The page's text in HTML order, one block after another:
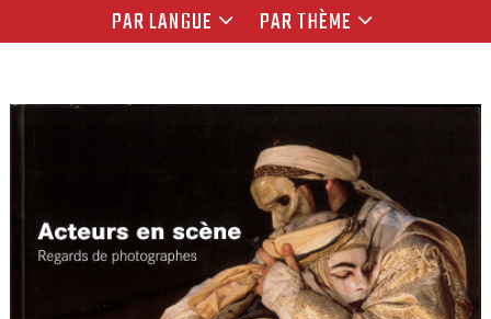
PAR LANGUE
PAR THÈME